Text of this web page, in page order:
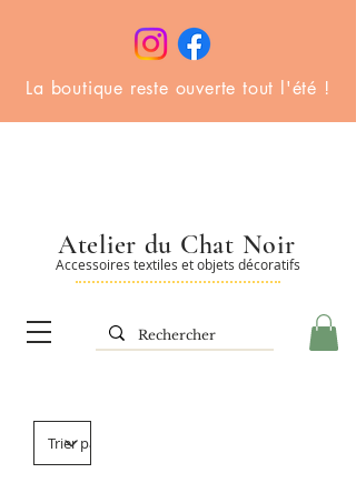
La boutique reste ouverte tout l'été !
Accessoires textiles et objets décoratifs
Atelier du Chat Noir